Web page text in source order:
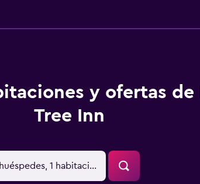
y ofertas de
Tree Inn
1 habitación